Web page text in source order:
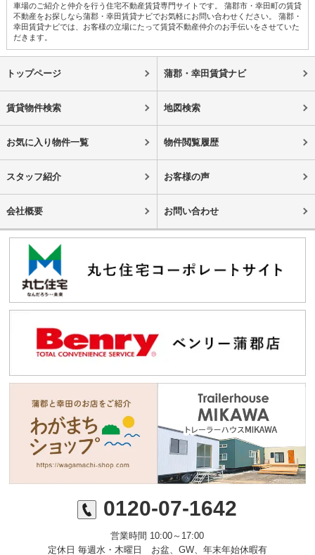
車場のご紹介と仲介を行う住宅不動産賃貸専門サイトです。 蒲郡市・幸田町の賃貸
不動産をお探しなら蒲郡・幸田賃貸ナビでお気軽にお問い合わせください。 蒲郡・
幸田賃貸ナビでは、お客様の立場にたって賃貸不動産仲介のお手伝いをさせていた
だきます。
トップページ 蒲郡・幸田賃貸ナビ
賃貸物件検索 地図検索
お気に入り物件一覧 物件閲覧履歴
スタッフ紹介 お客様の声
会社概要 お問い合わせ
0120-07-1642
営業時間 10:00～17:00
定休日 毎週水・木曜日 お盆、GW、年末年始休暇有